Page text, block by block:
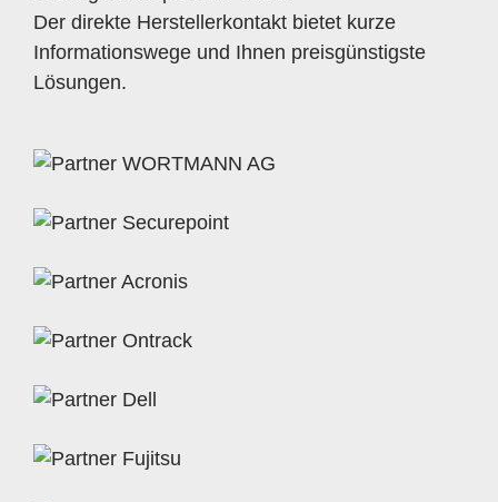
Der direkte Herstellerkontakt bietet kurze
Informationswege und Ihnen preisgünstigste
Lösungen.